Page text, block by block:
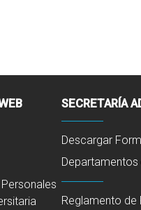
SECRETARÍA
Descargar
Reglamento de